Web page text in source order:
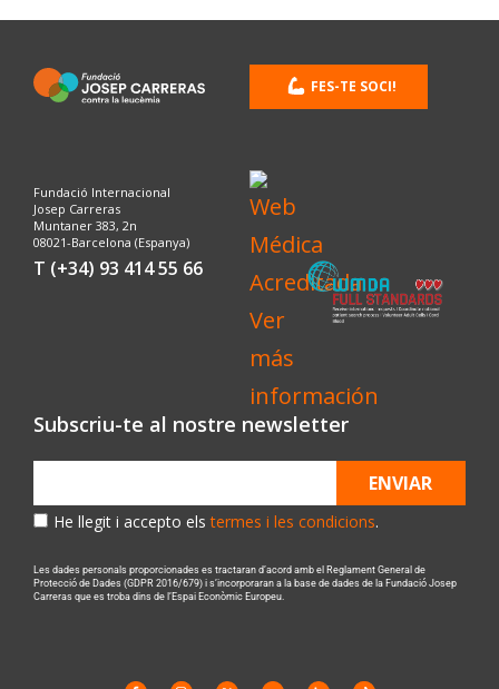
Fundació Internacional
Josep Carreras
Muntaner 383, 2n
08021-Barcelona (Espanya)
T (+34) 93 414 55 66
FES-TE SOCI!
Subscriu-te al nostre newsletter
He llegit i accepto elstermes i les condicions.
ENVIAR
Les dades personals proporcionades es tractaran d’acord amb el Reglament General de
Protecció de Dades (GDPR 2016/679) i s’incorporaran a la base de dades de la Fundació Josep
Carreras que es troba dins de l’Espai Econòmic Europeu.